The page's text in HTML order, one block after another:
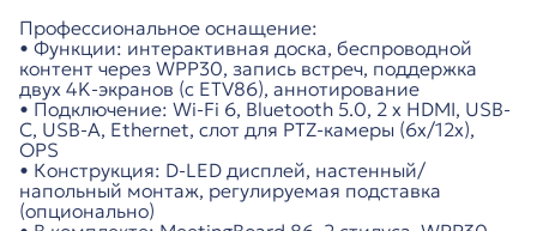
Профессиональное оснащение:
• Функции: интерактивная доска, беспроводной
контент через WPP30, запись встреч, поддержка
двух 4K-экранов (с ETV86), аннотирование
• Подключение: Wi-Fi 6, Bluetooth 5.0, 2 x HDMI, USB-
C, USB-A, Ethernet, слот для PTZ-камеры (6x/12x),
OPS
• Конструкция: D-LED дисплей, настенный/
напольный монтаж, регулируемая подставка
(опционально)